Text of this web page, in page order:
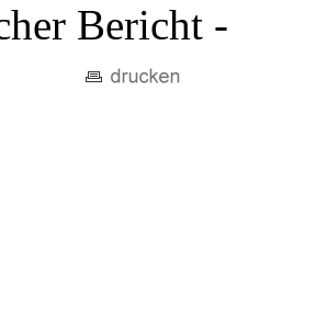
Bericht -